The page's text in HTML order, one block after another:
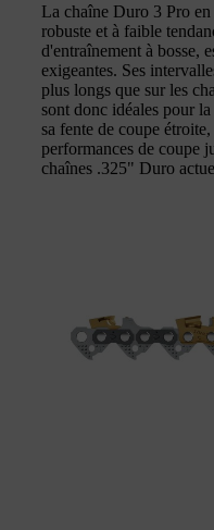
La chaîne Duro 3 Pro
robuste et à faible
d'entraînement à bosse,
exigeantes. Ses
plus longs que sur les
sont donc idéales pour
sa fente de coupe
performances de coupe
chaînes .325" Duro